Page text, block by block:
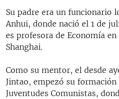
Su padre era un funcionario
Anhui, donde nació el 1 de
es profesora de Economía
Shanghai.
Como su mentor, el desde
Jintao, empezó su
Juventudes Comunistas,